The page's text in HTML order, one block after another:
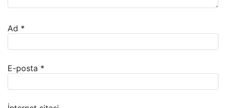
Ad *
E-posta *